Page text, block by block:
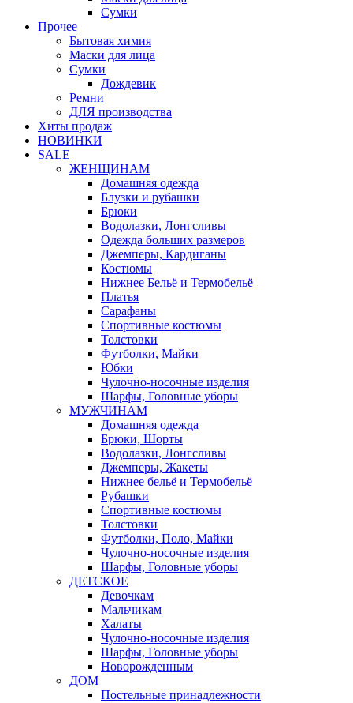
Сумки
Прочее
Бытовая химия
Маски для лица
Сумки
Дождевик
Ремни
ДЛЯ производства
Хиты продаж
НОВИНКИ
SALE
ЖЕНЩИНАМ
Домашняя одежда
Блузки и рубашки
Брюки
Водолазки, Лонгсливы
Одежда больших размеров
Джемперы, Кардиганы
Костюмы
Нижнее Бельё и Термобельё
Платья
Сарафаны
Спортивные костюмы
Толстовки
Футболки, Майки
Юбки
Чулочно-носочные изделия
Шарфы, Головные уборы
МУЖЧИНАМ
Домашняя одежда
Брюки, Шорты
Водолазки, Лонгсливы
Джемперы, Жакеты
Нижнее бельё и Термобельё
Рубашки
Спортивные костюмы
Толстовки
Футболки, Поло, Майки
Чулочно-носочные изделия
Шарфы, Головные уборы
ДЕТСКОЕ
Девочкам
Мальчикам
Халаты
Чулочно-носочные изделия
Шарфы, Головные уборы
Новорожденным
ДОМ
Постельные принадлежности